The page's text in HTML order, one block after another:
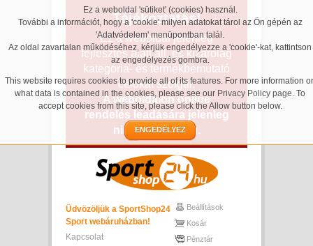
Ez a weboldal 'sütiket' (cookies) használ.
További a információt, hogy a 'cookie' milyen adatokat tárol az Ön gépén az
'Adatvédelem' menüpontban talál.
Az oldal zavartalan működéséhez, kérjük engedélyezze a 'cookie'-kat, kattintson
az engedélyezés gombra.
This website requires cookies to provide all of its features. For more information
what data is contained in the cookies, please see our Privacy Policy page. To
accept cookies from this site, please click the Allow button below.
ENGEDÉLYEZ
Tájékoztatás!
Ez a weboldal jelenleg
fejlesztés alatt áll, és kizárólag
kategória- és termékbemutató
célokat szolgál.
A weboldalon online
rendelés leadására jelenleg
nincs lehetőség.
Üdvözöljük a SportShop24
Sport webáruházban!
Kapcsolat
Beállítások
Kosár
Pénztár